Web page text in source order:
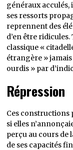
généraux acculés,
ses ressorts
reprennent des
d’en être
classique «
étrangère »
ourdis » par
Répression
Ces
si elles
perçu au cours de
de ses capacités